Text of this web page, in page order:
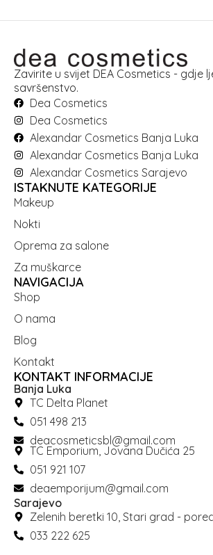
Zavirite u svijet DEA Cosmetics - gdje
savršenstvo.
Dea Cosmetics
Dea Cosmetics
Alexandar Cosmetics Banja Luka
Alexandar Cosmetics Banja Luka
Alexandar Cosmetics Sarajevo
ISTAKNUTE KATEGORIJE
Makeup
Nokti
Oprema za salone
Za muškarce
NAVIGACIJA
Shop
O nama
Blog
Kontakt
KONTAKT INFORMACIJE
Banja Luka
TC Delta Planet
051 498 213
deacosmeticsbl@gmail.com
TC Emporium, Jovana Dučića 25
051 921 107
deaemporijum@gmail.com
Sarajevo
Zelenih beretki 10, Stari grad -
033 222 625